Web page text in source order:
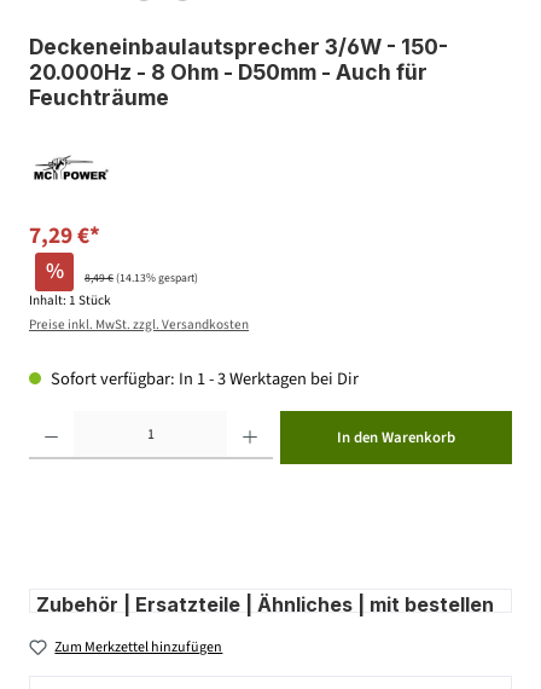
Deckeneinbaulautsprecher 3/6W - 150-
20.000Hz - 8 Ohm - D50mm - Auch für
Feuchträume
7,29 €*
% 8,49 €(14.13% gespart)
Inhalt: 1 Stück
Preise inkl. MwSt. zzgl. Versandkosten
Sofort verfügbar: In 1 - 3 Werktagen bei Dir
In den Warenkorb
Zubehör | Ersatzteile | Ähnliches | mit bestellen
Zum Merkzettel hinzufügen